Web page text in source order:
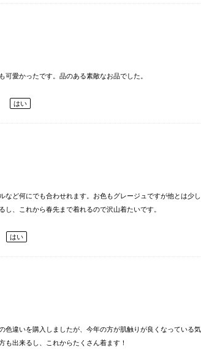
愛かったです。品のある素敵なお品でした。
はい
ど何にでも合わせれます。お色もグレージュですが他とは少
、これから春先まで着れるので沢山着たいです。
はい
違いを購入しましたが、今年の方が肌触りが良くなっている
も出来るし、これからたくさん着ます！